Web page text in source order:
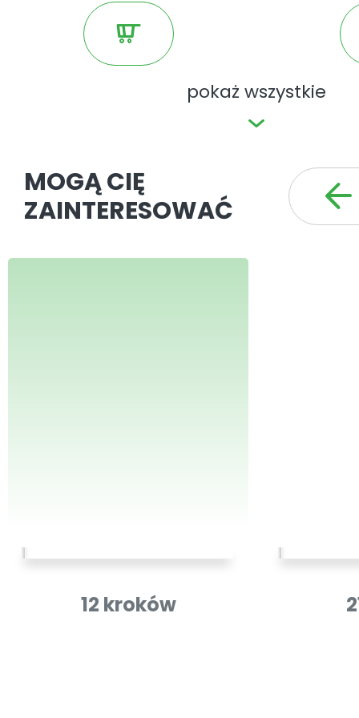
pokaż wszystkie
MOGĄ CIĘ
ZAINTERESOWAĆ
12 kroków